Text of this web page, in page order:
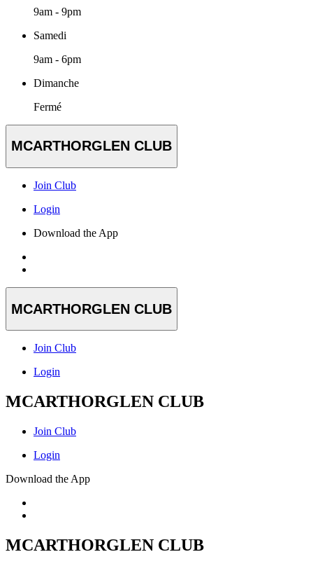
9am - 9pm
Samedi
9am - 6pm
Dimanche
Fermé
MCARTHORGLEN CLUB
Join Club
Login
Download the App
MCARTHORGLEN CLUB
Join Club
Login
MCARTHORGLEN CLUB
Join Club
Login
Download the App
MCARTHORGLEN CLUB